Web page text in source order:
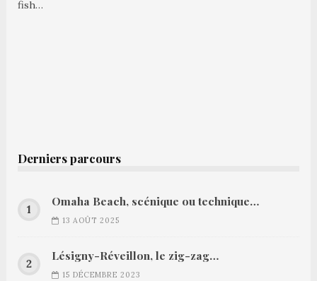
Derniers parcours
Omaha Beach, scénique ou technique…
13 AOÛT 2025
Lésigny-Réveillon, le zig-zag…
15 DÉCEMBRE 2023